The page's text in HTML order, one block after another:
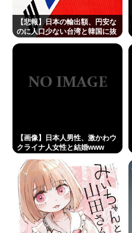
【悲報】日本の輸出額、円安な
のに人口少ない台湾と韓国に抜
【画像】日本人男性、激かわウ
クライナ人女性と結婚www